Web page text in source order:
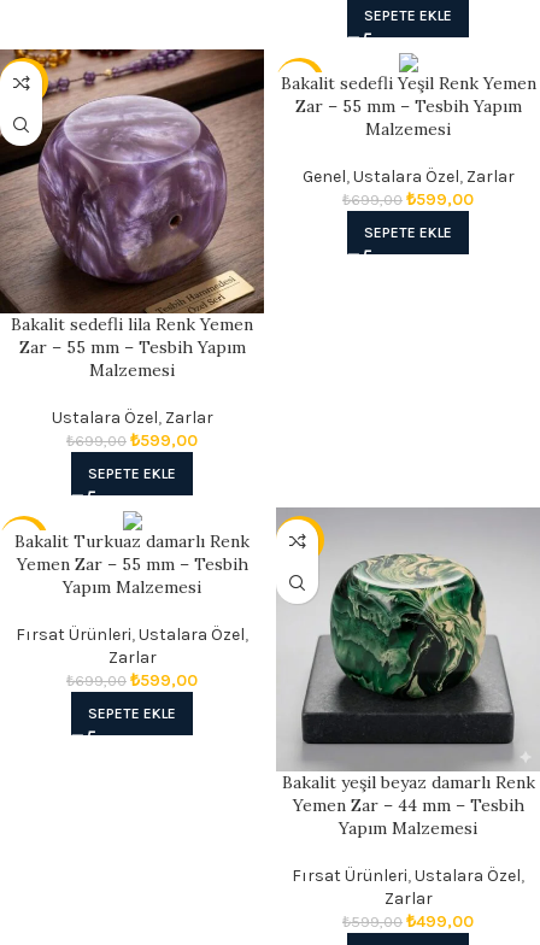
SEPETE EKLE
- 14%
Bakalit sedefli lila Renk Yemen
Zar – 55 mm – Tesbih Yapım
Malzemesi
Ustalara Özel, Zarlar
₺699,00 ₺599,00
SEPETE EKLE
- 14%
Bakalit sedefli Yeşil Renk Yemen
Zar – 55 mm – Tesbih Yapım
Malzemesi
Genel,Ustalara Özel, Zarlar
₺699,00 ₺599,00
SEPETE EKLE
- 14%
Bakalit Turkuaz damarlı Renk
Yemen Zar – 55 mm – Tesbih
Yapım Malzemesi
Fırsat Ürünleri,Ustalara Özel,
Zarlar
₺699,00 ₺599,00
SEPETE EKLE
- 17%
Bakalit yeşil beyaz damarlı Renk
Yemen Zar – 44 mm – Tesbih
Yapım Malzemesi
Fırsat Ürünleri,Ustalara Özel,
Zarlar
₺599,00 ₺499,00